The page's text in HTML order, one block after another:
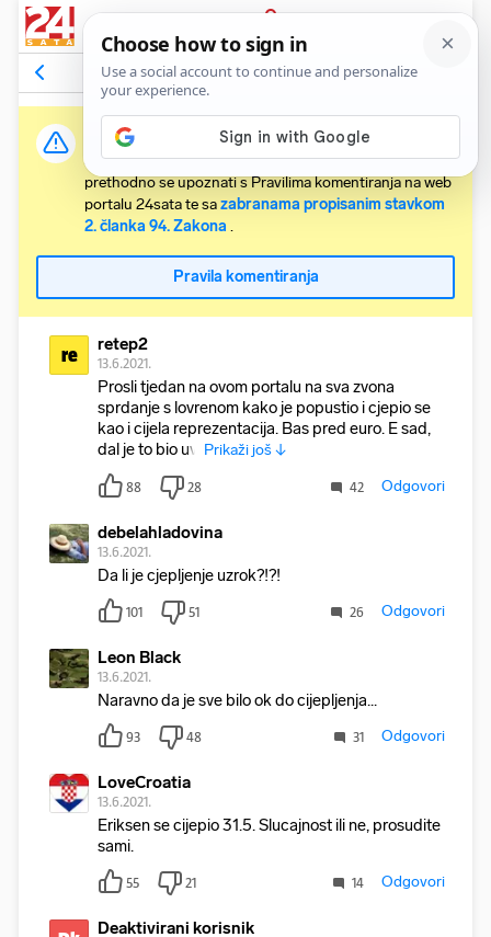
PRIJAVA
Komentari260 Relevantni
Važna obavijest:
Svaki korisnik koji želi komentirati članke obvezan je
prethodno se upoznati s Pravilima komentiranja na web
portalu 24sata te sazabranama propisanim stavkom
2. članka 94. Zakona .
Pravila komentiranja
re retep2
13.6.2021.
Prosli tjedan na ovom portalu na sva zvona
sprdanje s lovrenom kako je popustio i cjepio se
kao i cijela reprezentacija. Bas pred euro. E sad,
dal je to bio uvj Prikaži još ↓
88 28 42 Odgovori
debelahladovina
13.6.2021.
Da li je cjepljenje uzrok?!?!
101 51 26 Odgovori
Leon Black
13.6.2021.
Naravno da je sve bilo ok do cijepljenja...
93 48 31 Odgovori
LoveCroatia
13.6.2021.
Eriksen se cijepio 31.5. Slucajnost ili ne, prosudite
sami.
55 21 14 Odgovori
Deaktivirani korisnik